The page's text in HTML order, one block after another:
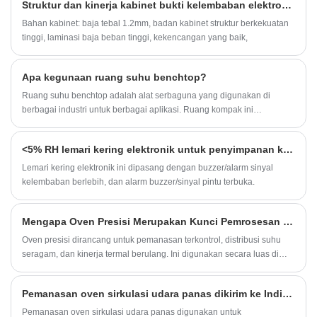
Rak: 5 pcs, tinggi dapat disesuaikan
Warna: Putih pudar
Dimensi interior: W596*D682*H1723 MM
tahan debu, dan perlindungan antistatis (ESD)
untuk komponen elektronik Anda .
Kapasitas: 435L
Kelembaban: 20%-60% RH dapat disesuaikan
Waktu pemulihan: Maks. 30 menit setelah pintu
terbuka 30 detik kemudian ditutup. (Ambien
25â 60%RH)
Warna: Biru tua, ESD aman
Dimensi interior: W898*D572*H848 MM
Struktur dan kinerja kabinet bukti kelembaban elektronik
Bahan kabinet: baja tebal 1.2mm, badan kabinet struktur berkekuatan
tinggi, laminasi baja beban tinggi, kekencangan yang baik,
Apa kegunaan ruang suhu benchtop?
Ruang suhu benchtop adalah alat serbaguna yang digunakan di
berbagai industri untuk berbagai aplikasi. Ruang kompak ini
<5% RH lemari kering elektronik untuk penyimpanan kelembaban rendah, dilengkapi dengan lampu menara tiga warna, dikirim ke Amerika Serikat.
Lemari kering elektronik ini dipasang dengan buzzer/alarm sinyal
kelembaban berlebih, dan alarm buzzer/sinyal pintu terbuka.
Mengapa Oven Presisi Merupakan Kunci Pemrosesan Termal yang Stabil dan Akurasi Tinggi?
Oven presisi dirancang untuk pemanasan terkontrol, distribusi suhu
seragam, dan kinerja termal berulang. Ini digunakan secara luas di
mana akurasi suhu secara langsung mempengaruhi kualitas produk.Pemanasan oven sirkulasi udara panas dikirim ke India, untuk komponen memanggang dan menyembuhkan.
Pemanasan oven sirkulasi udara panas digunakan untuk